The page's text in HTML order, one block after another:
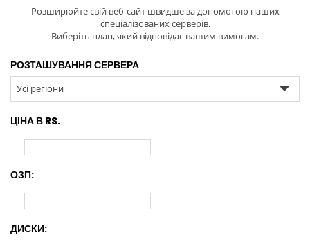
Розширюйте свій веб-сайт швидше за допомогою наших
спеціалізованих серверів.
Виберіть план, який відповідає вашим вимогам.
РОЗТАШУВАННЯ СЕРВЕРА
Усі регіони
ЦІНА В RS.
ОЗП:
ДИСКИ: